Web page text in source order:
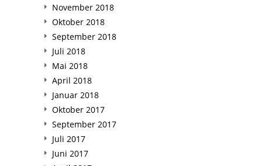
November 2018
Oktober 2018
September 2018
Juli 2018
Mai 2018
April 2018
Januar 2018
Oktober 2017
September 2017
Juli 2017
Juni 2017